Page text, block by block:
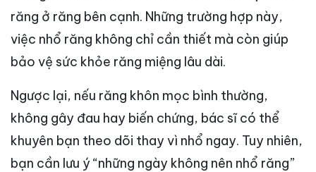
răng ở răng bên cạnh. Những trường hợp này,
việc nhổ răng không chỉ cần thiết mà còn giúp
bảo vệ sức khỏe răng miệng lâu dài.
Ngược lại, nếu răng khôn mọc bình thường,
không gây đau hay biến chứng, bác sĩ có thể
khuyên bạn theo dõi thay vì nhổ ngay. Tuy nhiên,
bạn cần lưu ý “những ngày không nên nhổ răng”